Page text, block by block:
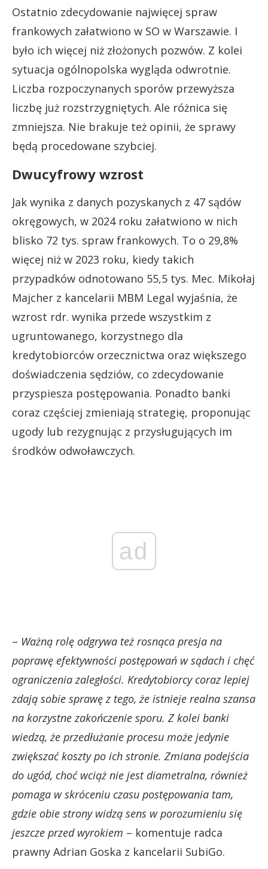
Ostatnio zdecydowanie najwięcej spraw
frankowych załatwiono w SO w Warszawie. I
było ich więcej niż złożonych pozwów. Z kolei
sytuacja ogólnopolska wygląda odwrotnie.
Liczba rozpoczynanych sporów przewyższa
liczbę już rozstrzygniętych. Ale różnica się
zmniejsza. Nie brakuje też opinii, że sprawy
będą procedowane szybciej.
Dwucyfrowy wzrost
Jak wynika z danych pozyskanych z 47 sądów
okręgowych, w 2024 roku załatwiono w nich
blisko 72 tys. spraw frankowych. To o 29,8%
więcej niż w 2023 roku, kiedy takich
przypadków odnotowano 55,5 tys. Mec. Mikołaj
Majcher z kancelarii MBM Legal wyjaśnia, że
wzrost rdr. wynika przede wszystkim z
ugruntowanego, korzystnego dla
kredytobiorców orzecznictwa oraz większego
doświadczenia sędziów, co zdecydowanie
przyspiesza postępowania. Ponadto banki
coraz częściej zmieniają strategię, proponując
ugody lub rezygnując z przysługujących im
środków odwoławczych.
ad
– Ważną rolę odgrywa też rosnąca presja na
poprawę efektywności postępowań w sądach i chęć
ograniczenia zaległości. Kredytobiorcy coraz lepiej
zdają sobie sprawę z tego, że istnieje realna szansa
na korzystne zakończenie sporu. Z kolei banki
wiedzą, że przedłużanie procesu może jedynie
zwiększać koszty po ich stronie. Zmiana podejścia
do ugód, choć wciąż nie jest diametralna, również
pomaga w skróceniu czasu postępowania tam,
gdzie obie strony widzą sens w porozumieniu się
jeszcze przed wyrokiem – komentuje radca
prawny Adrian Goska z kancelarii SubiGo.